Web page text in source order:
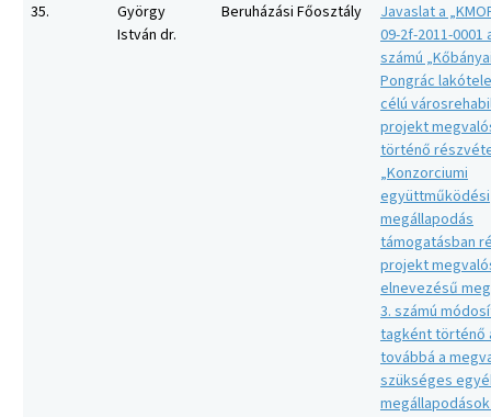
35.
György
István dr.
Beruházási Főosztály
Javaslat a
09-2f-2011-
számú
Pongrác
célú
projekt
történő
„Konzorciumi
együttműködési
megállapodás
támogatásban
projekt
elnevezésű
3. számú
tagként történő
továbbá a
szükséges